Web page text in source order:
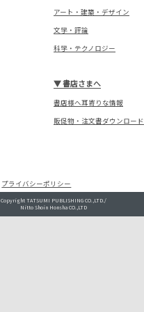
アート・建築・デザイン
文学・評論
科学・テクノロジー
▼書店さまへ
書店様へ耳寄りな情報
販促物・注文書ダウンロード
プライバシーポリシー
Copyright TATSUMI PUBLISHING CO.,LTD./
Nitto Shoin Honsha CO.,LTD